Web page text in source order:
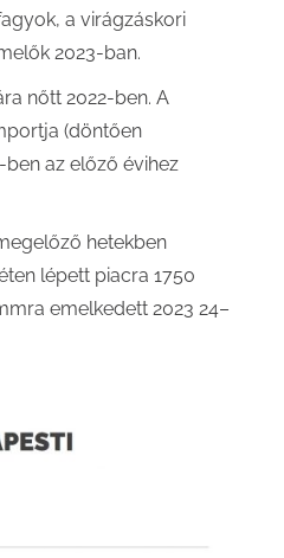
a virágzáskori
2023-ban.
nőtt 2022-ben. A
(döntően
az előző évihez
hetekben
lépett piacra 1750
emelkedett 2023 24–